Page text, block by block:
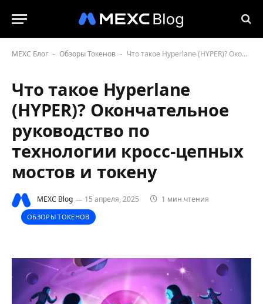
MEXC Блог - Обзоры Токенов - Что такое Hyperlane (HYPER)? Окончательное руководство по технологии кросс-цепных мостов и токену
Что такое Hyperlane
(HYPER)? Окончательное
руководство по
технологии кросс-цепных
мостов и токену
MEXC Blog 15 апреля, 2025 1 мин чтения
ОБЗОРЫ ТОКЕНОВ